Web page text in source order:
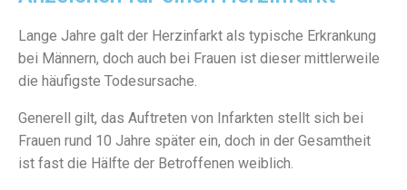
Lange Jahre galt der Herzinfarkt als typische Erkrankung
bei Männern, doch auch bei Frauen ist dieser mittlerweile
die häufigste Todesursache.
Generell gilt, das Auftreten von Infarkten stellt sich bei
Frauen rund 10 Jahre später ein, doch in der Gesamtheit
ist fast die Hälfte der Betroffenen weiblich.